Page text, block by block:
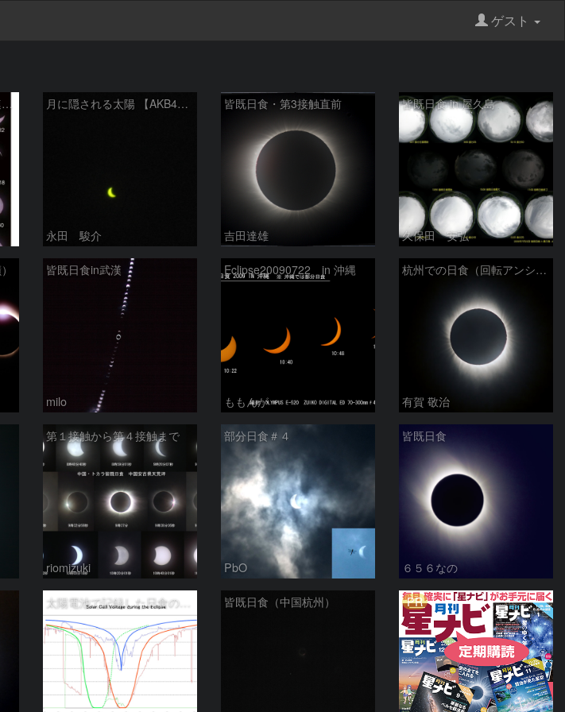
ゲスト
中国・安吉での皆既日食連続写真 月に隠される太陽 【AKB48】
永田 駿介
皆既日食・第3接触直前
吉田達雄
皆既日食 in 屋久島
久保田 安弘
皆既日食in武漢
milo
Eclipse20090722 in 沖縄
ももんが
杭州での日食（回転アンシャープマスク処理）
有賀 敬治
第１接触から第４接触まで
riomizuki
部分日食＃４
PbO
皆既日食
６５６なの
皆既日食（中国杭州） PR